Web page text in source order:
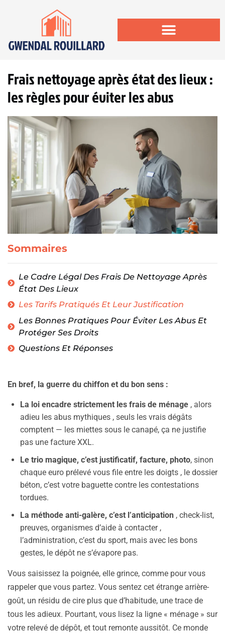
Frais nettoyage après état des lieux :
les règles pour éviter les abus
Sommaires
Le Cadre Légal Des Frais De Nettoyage Après
État Des Lieux
Les Tarifs Pratiqués Et Leur Justification
Les Bonnes Pratiques Pour Éviter Les Abus Et
Protéger Ses Droits
Questions Et Réponses
En bref, la guerre du chiffon et du bon sens :
La loi encadre strictement les frais de ménage , alors
adieu les abus mythiques , seuls les vrais dégâts
comptent — les miettes sous le canapé, ça ne justifie
pas une facture XXL.
Le trio magique, c’est justificatif, facture, photo, sinon
chaque euro prélevé vous file entre les doigts , le dossier
béton, c’est votre baguette contre les contestations
tordues.
La méthode anti-galère, c’est l’anticipation , check-list,
preuves, organismes d’aide à contacter ,
l’administration, c’est du sport, mais avec les bons
gestes, le dépôt ne s’évapore pas.
Vous saisissez la poignée, elle grince, comme pour vous
rappeler que vous partez. Vous sentez cet étrange arrière-
goût, un résidu de cire plus que d’habitude, une trace de
tous les adieux. Pourtant, vous lisez la ligne « ménage » sur
votre relevé de dépôt, et tout remonte aussitôt. Ce monde